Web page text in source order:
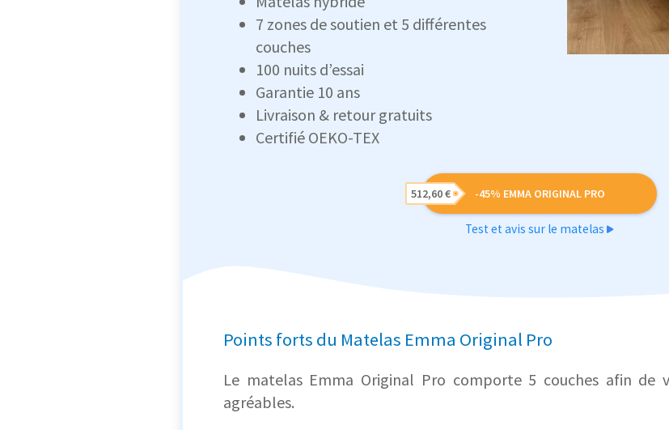
7 zones de soutien et 5 différentes
couches
100 nuits d’essai
Garantie 10 ans
Livraison & retour gratuits
Certifié OEKO-TEX
-45% EMMA ORIGINAL PRO
512,60 €
Test et avis sur le matelas
Points forts du Matelas Emma Original Pro
Le matelas Emma Original Pro comporte 5 couches afin de
agréables.